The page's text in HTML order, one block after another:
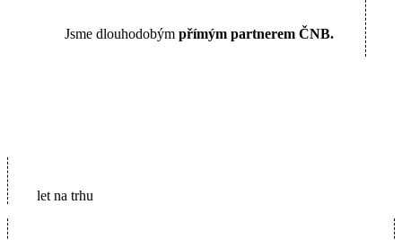
Jsme dlouhodobým přímým partnerem ČNB.
let na trhu